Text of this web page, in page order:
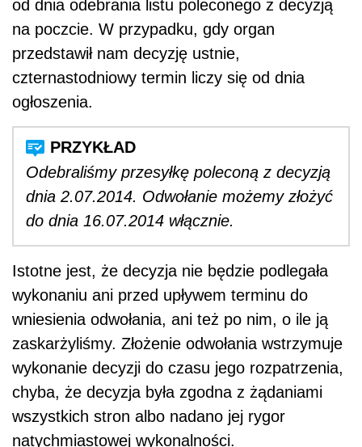
od dnia odebrania listu poleconego z decyzją
na poczcie. W przypadku, gdy organ
przedstawił nam decyzję ustnie,
czternastodniowy termin liczy się od dnia
ogłoszenia.
Odebraliśmy przesyłkę poleconą z decyzją
dnia 2.07.2014. Odwołanie możemy złożyć
do dnia 16.07.2014 włącznie.
Istotne jest, że decyzja nie będzie podlegała
wykonaniu ani przed upływem terminu do
wniesienia odwołania, ani też po nim, o ile ją
zaskarżyliśmy. Złożenie odwołania wstrzymuje
wykonanie decyzji do czasu jego rozpatrzenia,
chyba, że decyzja była zgodna z żądaniami
wszystkich stron albo nadano jej rygor
natychmiastowej wykonalności.